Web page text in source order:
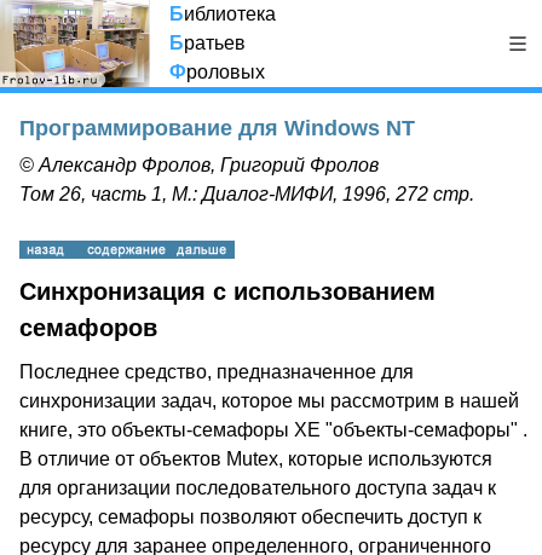
Библиотека
Братьев
Фроловых
Программирование для Windows NT
© Александр Фролов, Григорий Фролов
Том 26, часть 1, М.: Диалог-МИФИ, 1996, 272 стр.
Синхронизация с использованием
семафоров
Последнее средство, предназначенное для
синхронизации задач, которое мы рассмотрим в нашей
книге, это объекты-семафоры XE "объекты-семафоры" .
В отличие от объектов Mutex, которые используются
для организации последовательного доступа задач к
ресурсу, семафоры позволяют обеспечить доступ к
ресурсу для заранее определенного, ограниченного